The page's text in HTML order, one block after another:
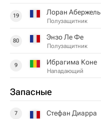
19 Лоран Абержель
Полузащитник
80 Энзо Ле Фе
Полузащитник
9 Ибрагима Коне
Нападающий
Запасные
7 Стефан Диарра